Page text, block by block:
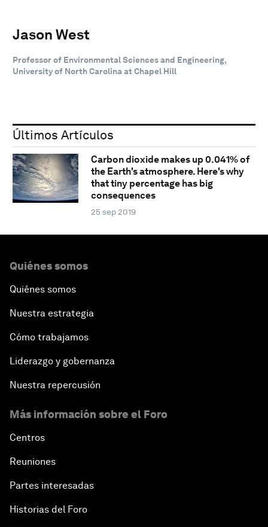
Jason West
Professor of Environmental Sciences and Engineering,
University of North Carolina at Chapel Hill
Últimos Artículos
Carbon dioxide makes up 0.041% of
the Earth's atmosphere. Here's why
that tiny percentage has big
consequences
25 sep 2019
Quiénes somos
Quiénes somos
Nuestra estrategia
Cómo trabajamos
Liderazgo y gobernanza
Nuestra repercusión
Más información sobre el Foro
Centros
Reuniones
Partes interesadas
Historias del Foro